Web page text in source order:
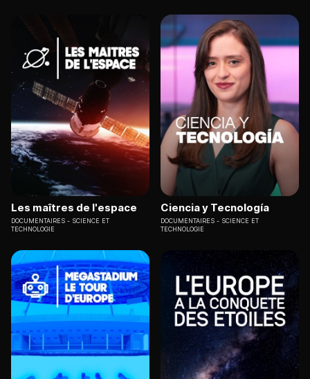
Les maîtres de l'espace
DOCUMENTAIRES
SCIENCE ET
TECHNOLOGIE
Ciencia y Tecnología
DOCUMENTAIRES
SCIENCE ET
TECHNOLOGIE